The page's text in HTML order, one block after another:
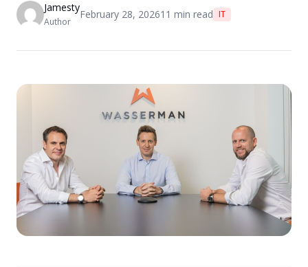
Jamesty
Author
February 28, 202611 min read IT